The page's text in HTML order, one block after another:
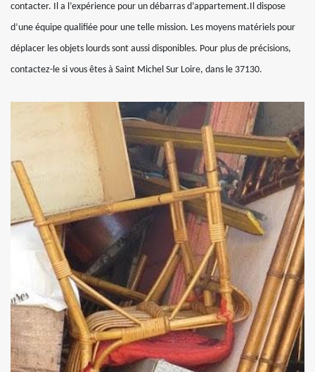
contacter. Il a l’expérience pour un débarras d’appartement.Il dispose
d’une équipe qualifiée pour une telle mission. Les moyens matériels pour
déplacer les objets lourds sont aussi disponibles. Pour plus de précisions,
contactez-le si vous êtes à Saint Michel Sur Loire, dans le 37130.